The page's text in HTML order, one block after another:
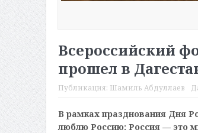
Всероссийский
прошел в
Публикация: Шамиль Абдуллаев
В рамках празднования Дня
люблю Россию: Россия — это